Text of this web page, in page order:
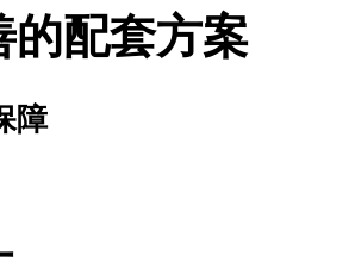
的配套方案
障